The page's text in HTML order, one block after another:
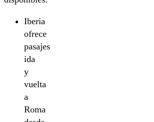
Iberia
ofrece
pasajes
ida
y
vuelta
a
Roma